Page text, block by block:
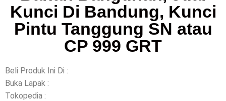
Kunci Di Bandung, Kunci
Pintu Tanggung SN atau
CP 999 GRT
Beli Produk Ini Di :
Buka Lapak :
Tokopedia :